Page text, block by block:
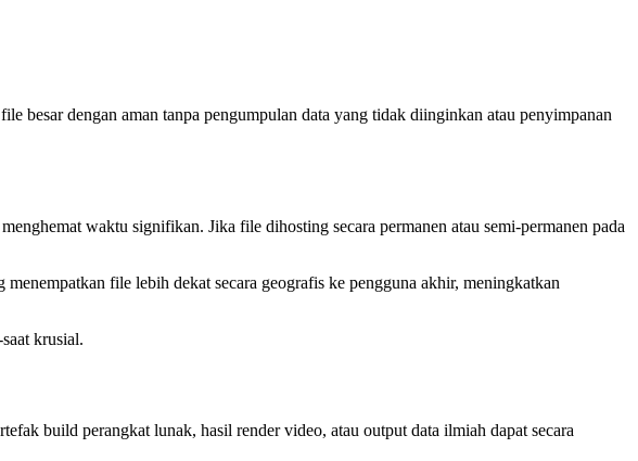
besar dengan aman tanpa pengumpulan data yang tidak diinginkan atau penyimpanan
waktu signifikan. Jika file dihosting secara permanen atau semi-permanen pada
file lebih dekat secara geografis ke pengguna akhir, meningkatkan
krusial.
build perangkat lunak, hasil render video, atau output data ilmiah dapat secara